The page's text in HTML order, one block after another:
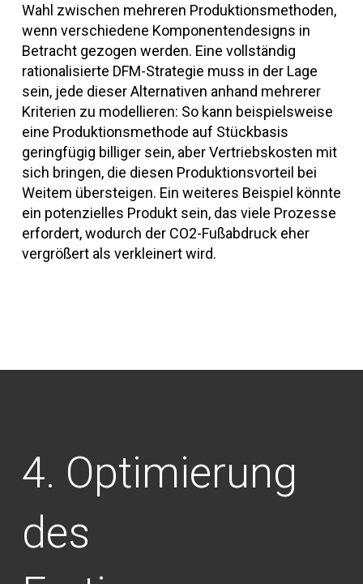
Wahl zwischen mehreren Produktionsmethoden,
wenn verschiedene Komponentendesigns in
Betracht gezogen werden. Eine vollständig
rationalisierte DFM-Strategie muss in der Lage
sein, jede dieser Alternativen anhand mehrerer
Kriterien zu modellieren: So kann beispielsweise
eine Produktionsmethode auf Stückbasis
geringfügig billiger sein, aber Vertriebskosten mit
sich bringen, die diesen Produktionsvorteil bei
Weitem übersteigen. Ein weiteres Beispiel könnte
ein potenzielles Produkt sein, das viele Prozesse
erfordert, wodurch der CO2-Fußabdruck eher
vergrößert als verkleinert wird.
Optimierung
des